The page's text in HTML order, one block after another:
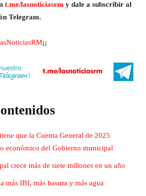
t.me/lasnoticiasrm y dale a subscribir al
Telegram.
¡¡
que la Cuenta General de 2025
económico del Gobierno municipal
crece más de siete millones en un año
más IBI, más basura y más agua